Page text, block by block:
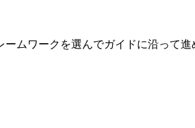
ムワークを選んでガイドに沿って進